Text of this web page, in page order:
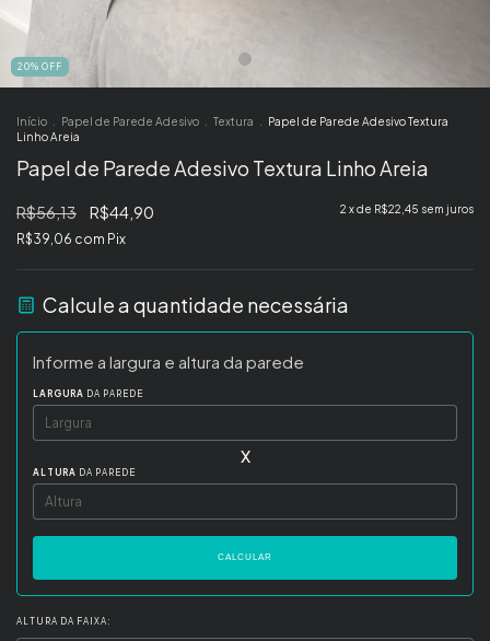
20% OFF
Início Papel de Parede Adesivo Textura
Papel de Parede Adesivo Textura
Linho Areia
Papel de Parede Adesivo Textura Linho Areia
R$56,13 R$44,90 2 x de R$22,45 sem juros
R$39,06 com Pix
Calcule a quantidade necessária
Informe a largura e altura da parede
LARGURA DA PAREDE
x
ALTURA DA PAREDE
CALCULAR
ALTURA DA FAIXA: